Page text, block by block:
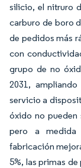
silicio, el nitruro
carburo de boro
de pedidos más
con
grupo de no
2031,
servicio a
óxido no pueden
pero a medida
fabricación
5%, las primas